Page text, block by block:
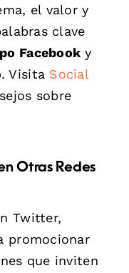
el valor y
clave
Facebook y
. Visita Social
sobre
Otras Redes
Twitter,
promocionar
que inviten